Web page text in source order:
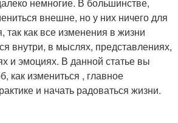
внешне, но у них ничего для
так как все изменения в жизни
внутри, в мыслях, представлениях,
и эмоциях. В данной статье вы
как измениться , главное
и начать радоваться жизни.